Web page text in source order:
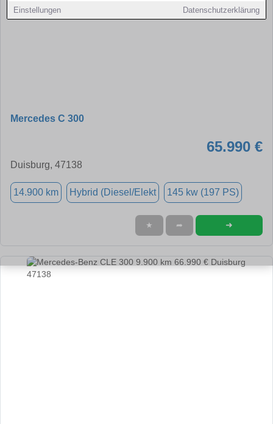
Einstellungen Datenschutzerklärung
Mercedes C 300
65.990 €
Duisburg, 47138
14.900 km Hybrid (Diesel/Elekt 145 kw (197 PS)
★ ➦ ➜